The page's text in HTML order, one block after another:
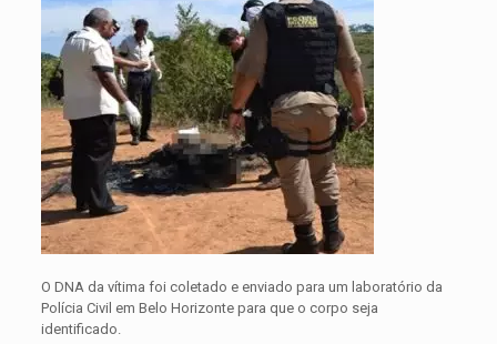
O DNA da vítima foi coletado e enviado para um laboratório da
Polícia Civil em Belo Horizonte para que o corpo seja
identificado.